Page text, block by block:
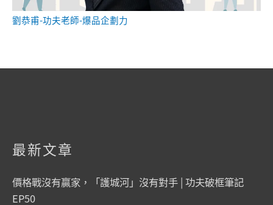
劉恭甫-功夫老師-爆品企劃力
最新文章
價格戰沒有贏家，「護城河」沒有對手 | 功夫破框筆記
EP50